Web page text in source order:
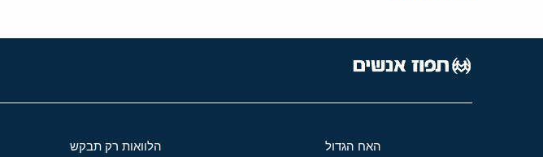
האח הגדול הלוואות רק תבקש